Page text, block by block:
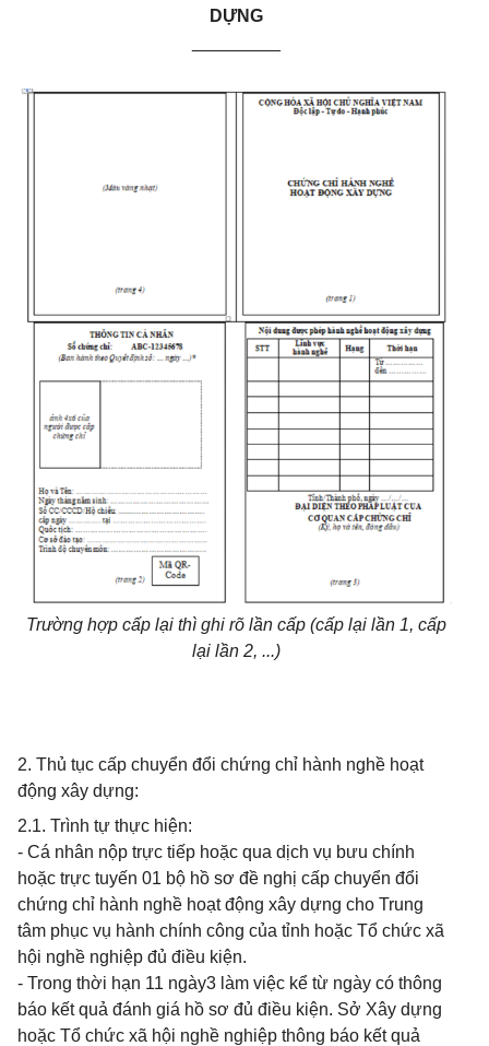
DỰNG
Trường hợp cấp lại thì ghi rõ lần cấp (cấp lại lần 1, cấp
lại lần 2, ...)
2. Thủ tục cấp chuyển đổi chứng chỉ hành nghề hoạt
động xây dựng:
2.1. Trình tự thực hiện:
- Cá nhân nộp trực tiếp hoặc qua dịch vụ bưu chính
hoặc trực tuyến 01 bộ hồ sơ đề nghị cấp chuyển đổi
chứng chỉ hành nghề hoạt động xây dựng cho Trung
tâm phục vụ hành chính công của tỉnh hoặc Tổ chức xã
hội nghề nghiệp đủ điều kiện.
- Trong thời hạn 11 ngày3 làm việc kể từ ngày có thông
báo kết quả đánh giá hồ sơ đủ điều kiện. Sở Xây dựng
hoặc Tổ chức xã hội nghề nghiệp thông báo kết quả